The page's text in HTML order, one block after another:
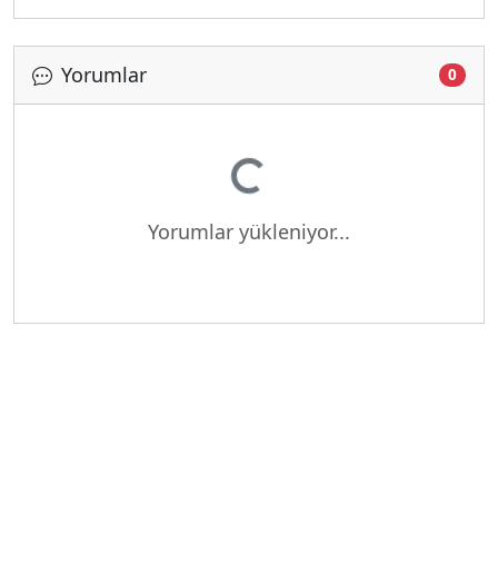
Yorumlar 0
Yükleniyor...
Yorumlar yükleniyor...